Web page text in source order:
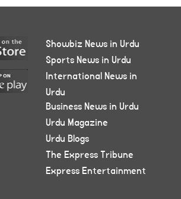
Showbiz News in Urdu
Sports News in Urdu
International News in
Urdu
Business News in Urdu
Urdu Magazine
Urdu Blogs
The Express Tribune
Express Entertainment